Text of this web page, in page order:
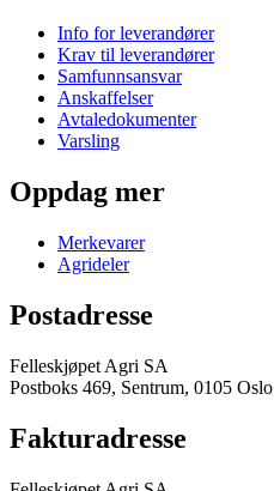
Info for leverandører
Krav til leverandører
Samfunnsansvar
Anskaffelser
Avtaledokumenter
Varsling
Oppdag mer
Merkevarer
Agrideler
Postadresse
Felleskjøpet Agri SA
Postboks 469, Sentrum, 0105 Oslo
Fakturadresse